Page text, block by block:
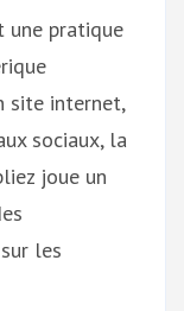
une pratique
site internet,
sociaux, la
joue un
les